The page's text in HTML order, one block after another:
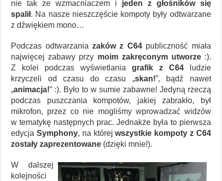
nie tak ze wzmacniaczem i jeden z głośników się
spalił. Na nasze nieszczęście kompoty były odtwarzane
z dźwiękiem mono…
Podczas odtwarzaniazaków z C64publiczność miała
najwięcej zabawy przy moim zakręconym utworze:).
Z kolei podczas wyświetlania grafik z C64ludzie
krzyczeli od czasu do czasu „skan!”, bądź nawet
„animacja!” :). Było to w sumie zabawne! Jedyną rzeczą
podczas puszczania kompotów, jakiej zabrakło, był
mikrofon, przez co nie mogliśmy wprowadzać widzów
w tematykę następnych prac. Jednakże była to pierwsza
edycjaSymphony, na którejwszystkie kompoty z C64
zostały zaprezentowane (dzięki mnie!).
W dalszej
kolejności